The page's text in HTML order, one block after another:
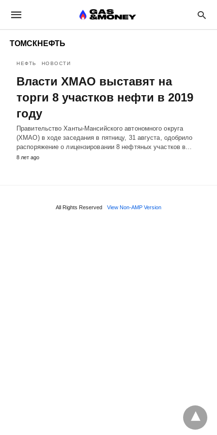
ТОМСКНЕФТЬ
НЕФТЬ НОВОСТИ
Власти ХМАО выставят на
торги 8 участков нефти в 2019
году
Правительство Ханты-Мансийского автономного округа
(ХМАО) в ходе заседания в пятницу, 31 августа, одобрило
распоряжение о лицензировании 8 нефтяных участков в…
8 лет ago
All Rights Reserved View Non-AMP Version